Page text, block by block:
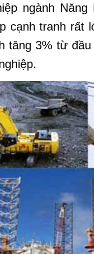
ngành
cạnh tranh rất
tăng 3% từ